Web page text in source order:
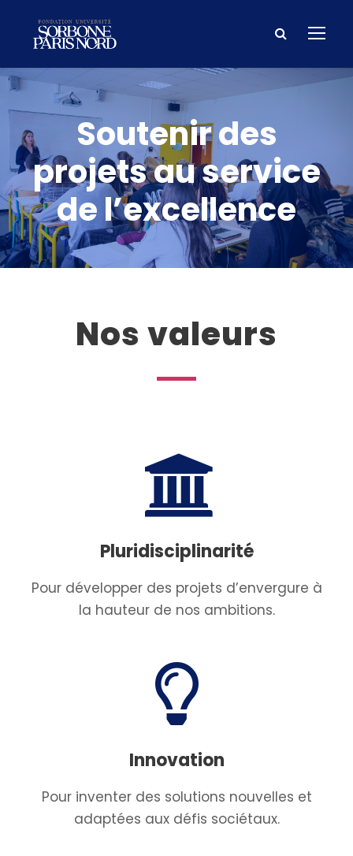
Soutenir des
projets au service
de l’excellence
Nos valeurs
Pluridisciplinarité
Pour développer des projets d’envergure à
la hauteur de nos ambitions.
Innovation
Pour inventer des solutions nouvelles et
adaptées aux défis sociétaux.